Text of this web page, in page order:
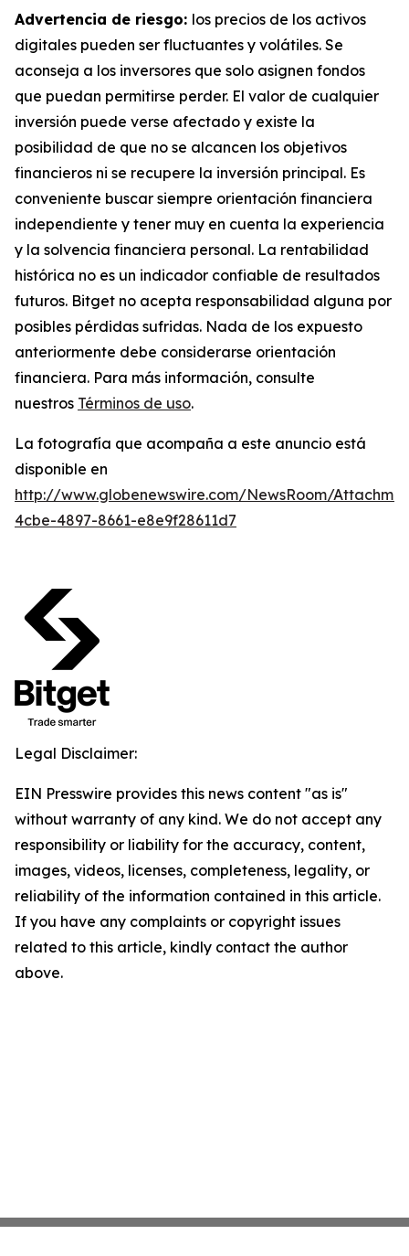
Advertencia de riesgo: los precios de los activos
digitales pueden ser fluctuantes y volátiles. Se
aconseja a los inversores que solo asignen fondos
que puedan permitirse perder. El valor de cualquier
inversión puede verse afectado y existe la
posibilidad de que no se alcancen los objetivos
financieros ni se recupere la inversión principal. Es
conveniente buscar siempre orientación financiera
independiente y tener muy en cuenta la experiencia
y la solvencia financiera personal. La rentabilidad
histórica no es un indicador confiable de resultados
futuros. Bitget no acepta responsabilidad alguna por
posibles pérdidas sufridas. Nada de los expuesto
anteriormente debe considerarse orientación
financiera. Para más información, consulte
nuestros Términos de uso.
La fotografía que acompaña a este anuncio está
disponible en
http://www.globenewswire.com/NewsRoom/
4cbe-4897-8661-e8e9f28611d7
Legal Disclaimer:
EIN Presswire provides this news content "as is"
without warranty of any kind. We do not accept any
responsibility or liability for the accuracy, content,
images, videos, licenses, completeness, legality, or
reliability of the information contained in this article.
If you have any complaints or copyright issues
related to this article, kindly contact the author
above.